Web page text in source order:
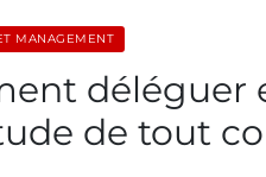
MANAGEMENT
déléguer
de tout